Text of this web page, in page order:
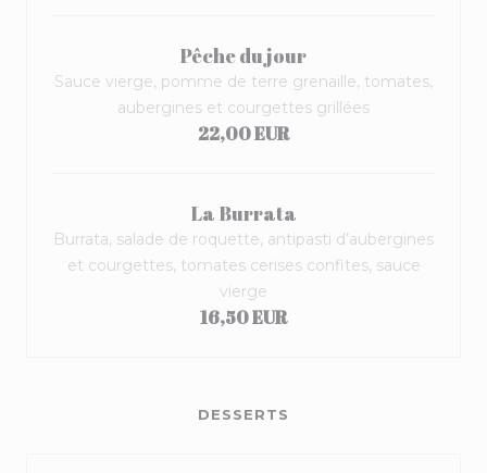
Pêche du jour
Sauce vierge, pomme de terre grenaille, tomates,
aubergines et courgettes grillées
22,00 EUR
La Burrata
Burrata, salade de roquette, antipasti d’aubergines
et courgettes, tomates cerises confites, sauce
vierge
16,50 EUR
DESSERTS